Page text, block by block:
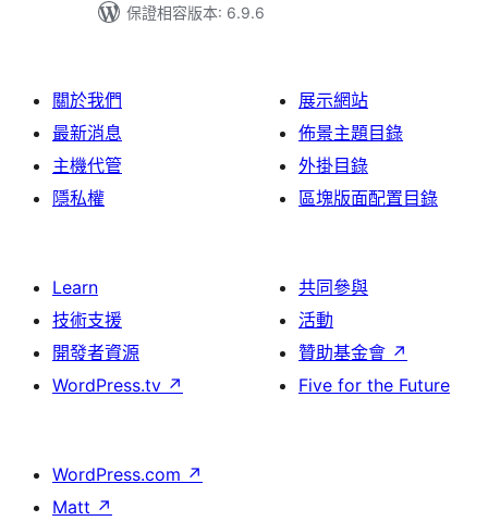
保證相容版本: 6.9.6
關於我們
最新消息
主機代管
隱私權
展示網站
佈景主題目錄
外掛目錄
區塊版面配置目錄
Learn
技術支援
開發者資源
WordPress.tv ↗
共同參與
活動
贊助基金會 ↗
Five for the Future
WordPress.com ↗
Matt ↗